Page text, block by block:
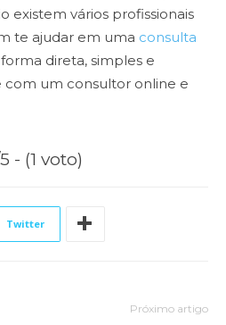
existem vários profissionais
te ajudar em uma consulta
direta, simples e
com um consultor online e
- (1 voto)
Twitter
Próximo artigo